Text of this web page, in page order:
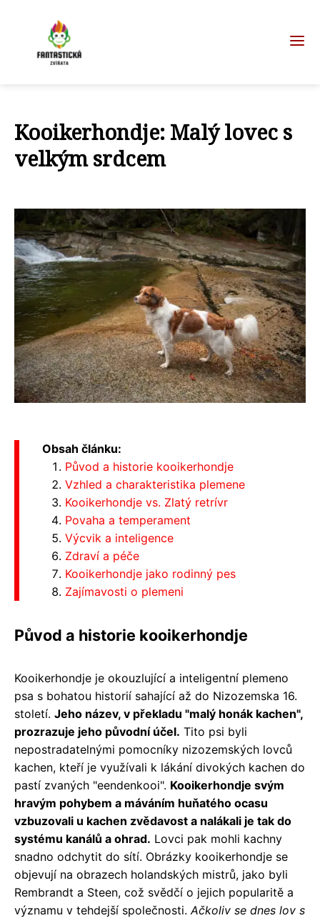
Kooikerhondje: Malý lovec s
velkým srdcem
Obsah článku:
Původ a historie kooikerhondje
Vzhled a charakteristika plemene
Kooikerhondje vs. Zlatý retrívr
Povaha a temperament
Výcvik a inteligence
Zdraví a péče
Kooikerhondje jako rodinný pes
Zajímavosti o plemeni
Původ a historie kooikerhondje
Kooikerhondje je okouzlující a inteligentní plemeno
psa s bohatou historií sahající až do Nizozemska 16.
století. Jeho název, v překladu "malý honák kachen",
prozrazuje jeho původní účel. Tito psi byli
nepostradatelnými pomocníky nizozemských lovců
kachen, kteří je využívali k lákání divokých kachen do
pastí zvaných "eendenkooi". Kooikerhondje svým
hravým pohybem a máváním huňatého ocasu
vzbuzovali u kachen zvědavost a nalákali je tak do
systému kanálů a ohrad. Lovci pak mohli kachny
snadno odchytit do sítí. Obrázky kooikerhondje se
objevují na obrazech holandských mistrů, jako byli
Rembrandt a Steen, což svědčí o jejich popularitě a
významu v tehdejší společnosti. Ačkoliv se dnes lov s